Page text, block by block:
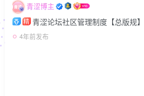
青涩博主
精 青涩论坛社区管理制度【总版规】
4年前发布